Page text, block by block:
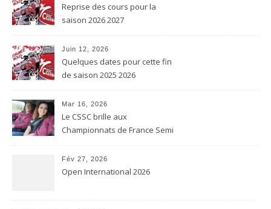
Reprise des cours pour la
saison 2026 2027
Juin 12, 2026
Quelques dates pour cette fin
de saison 2025 2026
Mar 16, 2026
Le CSSC brille aux
Championnats de France Semi
Fév 27, 2026
Open International 2026